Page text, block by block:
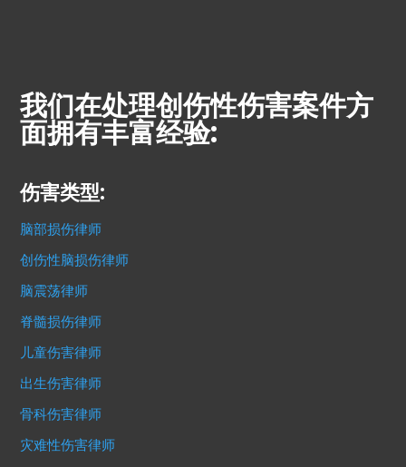
我们在处理创伤性伤害案件方
面拥有丰富经验:
伤害类型:
脑部损伤律师
创伤性脑损伤律师
脑震荡律师
脊髓损伤律师
儿童伤害律师
出生伤害律师
骨科伤害律师
灾难性伤害律师